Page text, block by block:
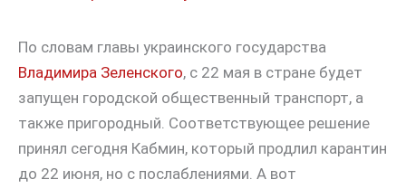
По словам главы украинского государства
Владимира Зеленского, с 22 мая в стране будет
запущен городской общественный транспорт, а
также пригородный. Соответствующее решение
принял сегодня Кабмин, который продлил карантин
до 22 июня, но с послаблениями. А вот